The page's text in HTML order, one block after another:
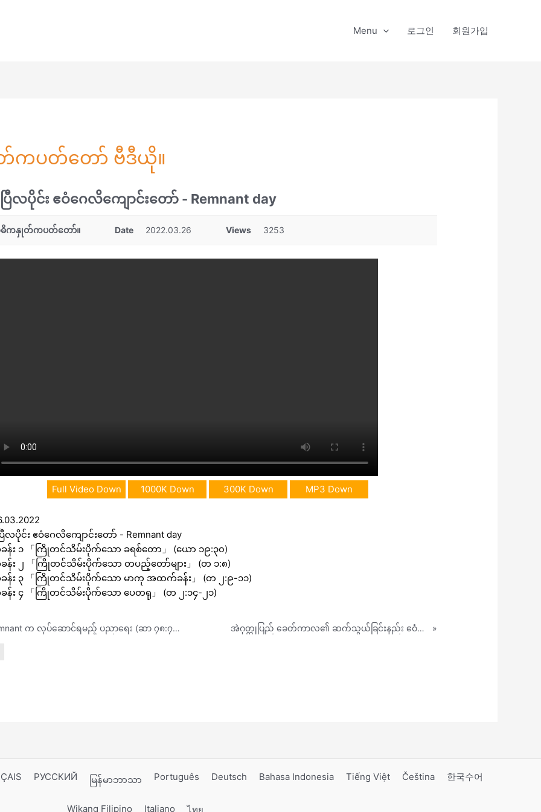
Menu 로그인 회원가입
ကပတ်တော် ဗီဒီယို။
ြီလပိုင်း ဧဝံဂေလိကျောင်းတော် - Remnant day
ကနှုတ်ကပတ်တော်။ Date 2022.03.26 Views 3253
Full Video Down 1000K Down 300K Down MP3 Down
ြီလပိုင်း ဧဝံဂေလိကျောင်းတော် - Remnant day
န်း ၁ 「ကြိုတင်သိမ်းပိုက်သော ခရစ်တော」 (ယော ၁၉:၃၀)
န်း ၂ 「ကြိုတင်သိမ်းပိုက်သော တပည့်တော်များ」 (တ ၁:၈)
န်း ၃ 「ကြိုတင်သိမ်းပိုက်သော မာကု အထက်ခန်း」 (တ ၂:၉-၁၁)
န်း ၄ 「ကြိုတင်သိမ်းပိုက်သော ပေတရု」 (တ ၂:၁၄-၂၁)
Remnant က လုပ်ဆောင်ရမည့် ပညာရေး (ဆာ ၇၈:၇၀-၇၂) အဲဂုတ္တုပြည် ခေတ်ကာလ၏ ဆက်သွယ်ခြင်းနည်း ဧဝံဂေလိပြုခြင်း (ထွက် ၃:၁၈-၂၀) »
РУССКИЙ မြန်မာဘာသာ Português Deutsch Bahasa Indonesia Tiếng Việt Čeština 한국수어
Wikang Filipino Italiano ไทย